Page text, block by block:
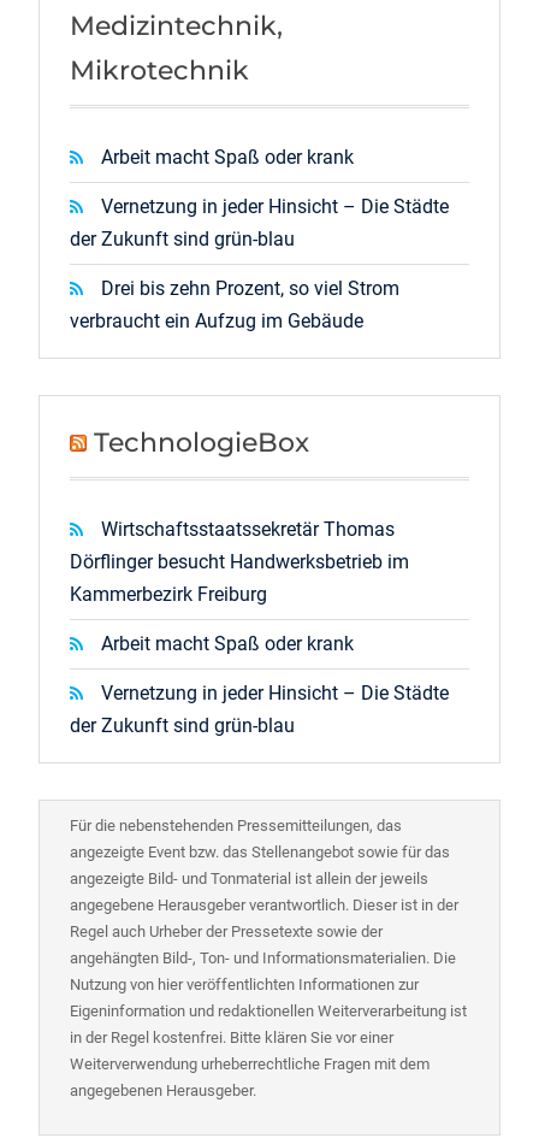
Medizintechnik,
Mikrotechnik
Arbeit macht Spaß oder krank
Vernetzung in jeder Hinsicht – Die Städte
der Zukunft sind grün-blau
Drei bis zehn Prozent, so viel Strom
verbraucht ein Aufzug im Gebäude
TechnologieBox
Wirtschaftsstaatssekretär Thomas
Dörflinger besucht Handwerksbetrieb im
Kammerbezirk Freiburg
Arbeit macht Spaß oder krank
Vernetzung in jeder Hinsicht – Die Städte
der Zukunft sind grün-blau
Für die nebenstehenden Pressemitteilungen, das
angezeigte Event bzw. das Stellenangebot sowie für das
angezeigte Bild- und Tonmaterial ist allein der jeweils
angegebene Herausgeber verantwortlich. Dieser ist in der
Regel auch Urheber der Pressetexte sowie der
angehängten Bild-, Ton- und Informationsmaterialien. Die
Nutzung von hier veröffentlichten Informationen zur
Eigeninformation und redaktionellen Weiterverarbeitung ist
in der Regel kostenfrei. Bitte klären Sie vor einer
Weiterverwendung urheberrechtliche Fragen mit dem
angegebenen Herausgeber.